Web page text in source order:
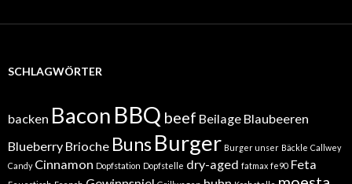
SCHLAGWÖRTER
backen Bacon BBQ beef Beilage Blaubeeren
Blueberry Brioche BunsBurger Burger unser Bäckle Callwey
Candy Cinnamon Dopfstation Dopfstelle dry-aged fatmax fe90 Feta